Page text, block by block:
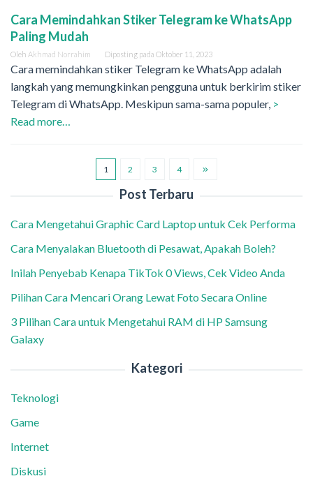
Cara Memindahkan Stiker Telegram ke WhatsApp
Paling Mudah
Oleh Akhmad Norrahim Diposting pada Oktober 11, 2023
Cara memindahkan stiker Telegram ke WhatsApp adalah
langkah yang memungkinkan pengguna untuk berkirim stiker
Telegram di WhatsApp. Meskipun sama-sama populer, >
Read more…
1 2 3 4
Post Terbaru
Cara Mengetahui Graphic Card Laptop untuk Cek Performa
Cara Menyalakan Bluetooth di Pesawat, Apakah Boleh?
Inilah Penyebab Kenapa TikTok 0 Views, Cek Video Anda
Pilihan Cara Mencari Orang Lewat Foto Secara Online
3 Pilihan Cara untuk Mengetahui RAM di HP Samsung
Galaxy
Kategori
Teknologi
Game
Internet
Diskusi